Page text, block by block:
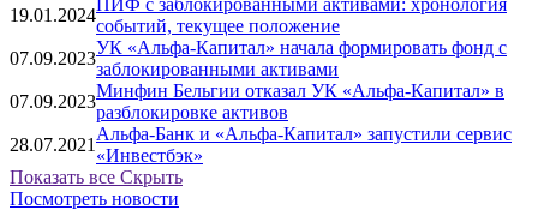
19.01.2024
событий, текущее положение
07.09.2023
УК «Альфа-Капитал» начала формировать фонд с
заблокированными активами
07.09.2023
Минфин Бельгии отказал УК «Альфа-Капитал» в
разблокировке активов
28.07.2021
Альфа-Банк и «Альфа-Капитал» запустили сервис
«Инвестбэк»
Показать все Скрыть
Посмотреть новости